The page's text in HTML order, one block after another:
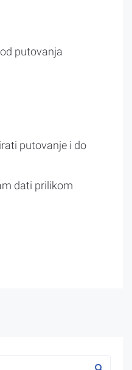
putovanja
putovanje i do
dati prilikom